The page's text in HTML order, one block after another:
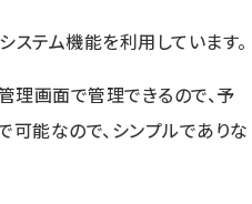
テム機能を利用しています。
理画面で管理できるので、予
能なので、シンプルでありな